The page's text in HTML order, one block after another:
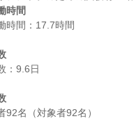
時間
時間：17.7時間
：9.6日
92名（対象者92名）